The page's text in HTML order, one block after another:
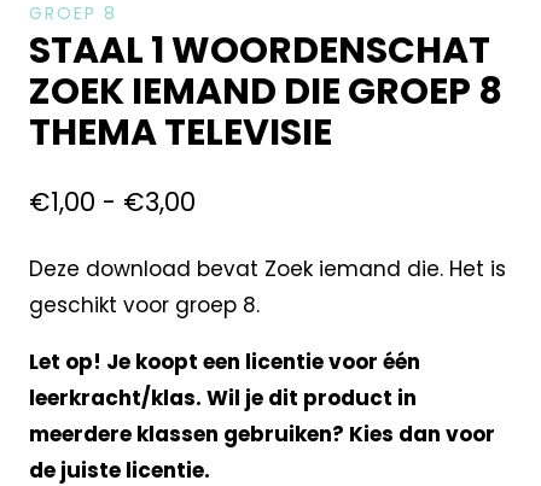
GROEP 8
STAAL 1 WOORDENSCHAT
ZOEK IEMAND DIE GROEP 8
THEMA TELEVISIE
€1,00 - €3,00
Deze download bevat Zoek iemand die. Het is
geschikt voor groep 8.
Let op! Je koopt een licentie voor één
leerkracht/klas. Wil je dit product in
meerdere klassen gebruiken? Kies dan voor
de juiste licentie.